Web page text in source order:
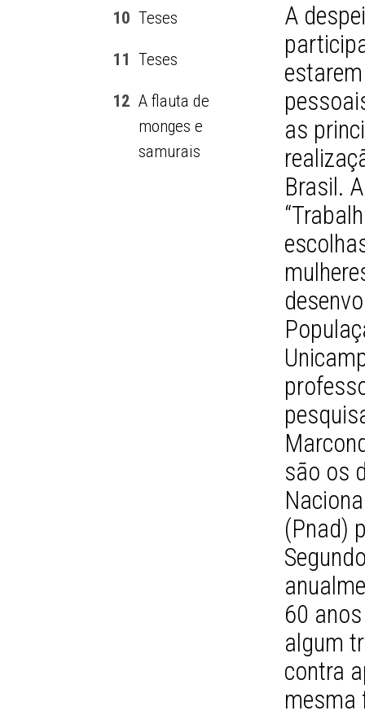
10 Teses
11 Teses
12 A flauta de
monges e
samurais
A
as
Brasil.
são os
(Pnad)
60
algum
contra
mesma